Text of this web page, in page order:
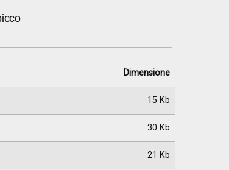
Dimensione
15 Kb
30 Kb
21 Kb